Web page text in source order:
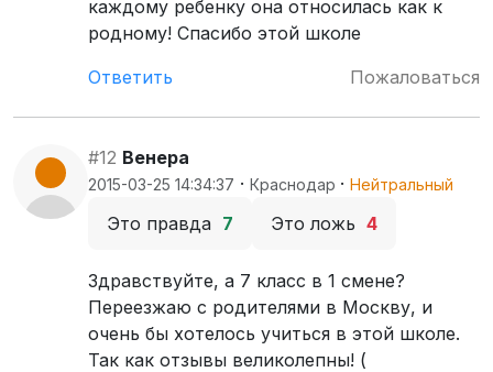
каждому ребенку она относилась как к
родному! Спасибо этой школе
Ответить
Пожаловаться
#12 Венера
2015-03-25 14:34:37 · Краснодар · Нейтральный
Это правда 7 Это ложь 4
Здравствуйте, а 7 класс в 1 смене?
Переезжаю с родителями в Москву, и
очень бы хотелось учиться в этой школе.
Так как отзывы великолепны! (